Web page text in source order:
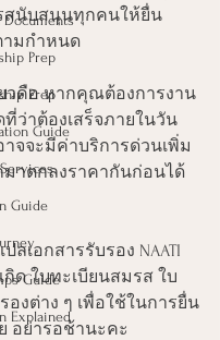
Prep
Prep
Guide
Guide
Guide
Explained
สนับสนุนทุกคนให้ยื่น
ามกำหนด
วคือ หากคุณต้องการงาน
ว่าต้องเสร็จภายในวัน
จจะมีค่าบริการด่วนเพิ่ม
มาตกลงราคากันก่อนได้
ลเอกสารรับรอง NAATI
กิด ใบทะเบียนสมรส ใบ
องต่าง ๆ เพื่อใช้ในการยื่น
อย่ารอช้านะคะ